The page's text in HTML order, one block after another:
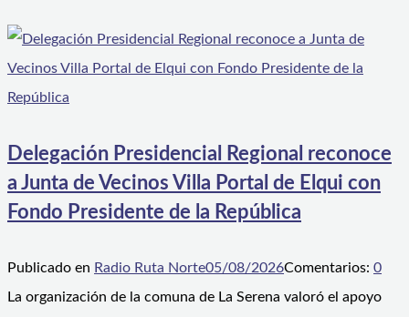
Delegación Presidencial Regional reconoce
a Junta de Vecinos Villa Portal de Elqui con
Fondo Presidente de la República
Publicado en Radio Ruta Norte05/08/2026Comentarios: 0
La organización de la comuna de La Serena valoró el apoyo